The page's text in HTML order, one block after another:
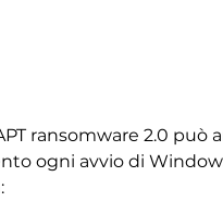
ransomware 2.0
ogni avvio di